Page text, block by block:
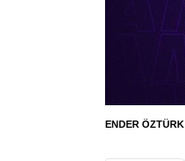
ENDER ÖZTÜRK